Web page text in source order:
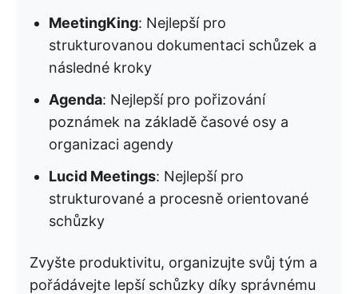
MeetingKing: Nejlepší pro
strukturovanou dokumentaci schůzek a
následné kroky
Agenda: Nejlepší pro pořizování
poznámek na základě časové osy a
organizaci agendy
Lucid Meetings: Nejlepší pro
strukturované a procesně orientované
schůzky
Zvyšte produktivitu, organizujte svůj tým a
pořádávejte lepší schůzky díky správnému